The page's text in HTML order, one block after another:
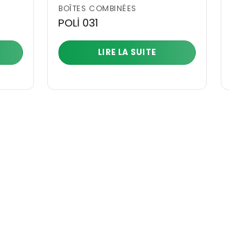
BOÎTES COMBINÉES
POLİ 031
LIRE LA SUITE